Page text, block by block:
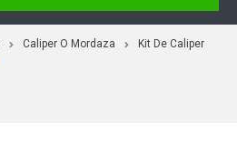
Caliper O Mordaza
Kit De Caliper